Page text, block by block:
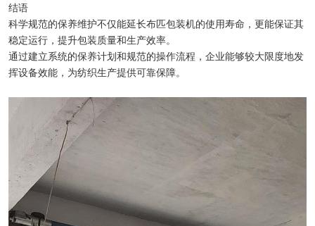
结语
科学规范的保养维护不仅能延长布匹包装机的使用寿命，更能保证其
稳定运行，提升包装质量和生产效率。
通过建立系统的保养计划和规范的操作流程，企业能够较大限度地发
挥设备效能，为纺织生产提供可靠保障。